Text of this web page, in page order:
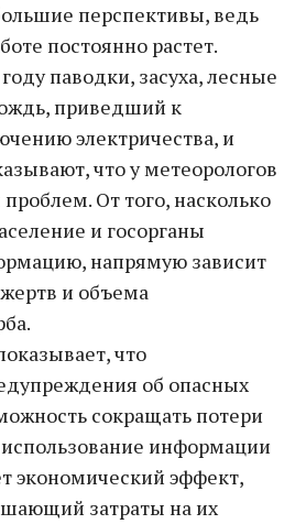
перспективы, ведь
постоянно растет.
паводки, засуха, лесные
приведший к
электричества, и
что у метеорологов
От того, насколько
и госорганы
напрямую зависит
и объема
что
об опасных
сокращать потери
информации
экономический эффект,
затраты на их